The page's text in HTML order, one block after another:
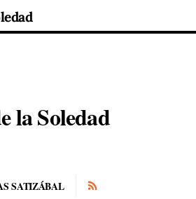
la Soledad
SATIZÁBAL